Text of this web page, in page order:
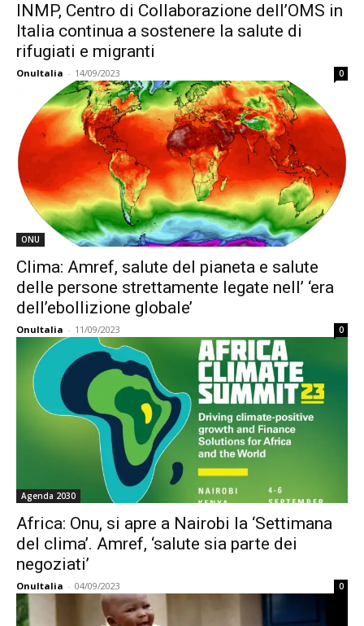
INMP, Centro di Collaborazione dell’OMS in
Italia continua a sostenere la salute di
rifugiati e migranti
OnuItalia - 14/09/2023 0
ONU
Clima: Amref, salute del pianeta e salute
delle persone strettamente legate nell’ ‘era
dell’ebollizione globale’
OnuItalia - 11/09/2023 0
Agenda 2030
Africa: Onu, si apre a Nairobi la ‘Settimana
del clima’. Amref, ‘salute sia parte dei
negoziati’
OnuItalia - 04/09/2023 0